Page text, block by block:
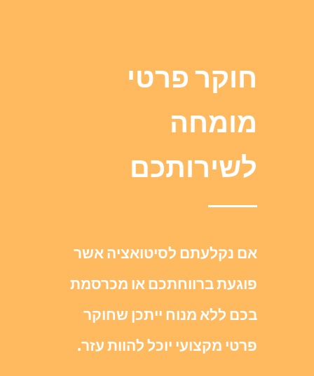
חוקר פרטי
מומחה
לשירותכם
אם נקלעתם לסיטואציה אשר
פוגעת ברווחתכם או מכרסמת
בכם ללא מנוח ייתכן שחוקר
פרטי מקצועי יוכל להוות עזר.